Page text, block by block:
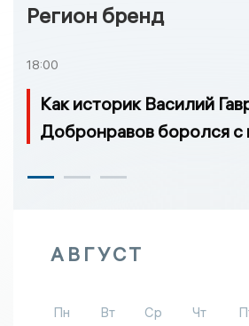
Регион бренд
18:00
Как историк Василий
Добронравов боролся с
АВГУСТ
Пн Вт Ср Чт